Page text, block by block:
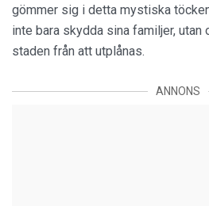
gömmer sig i detta mystiska
inte bara skydda sina familjer, utan
staden från att utplånas.
ANNONS